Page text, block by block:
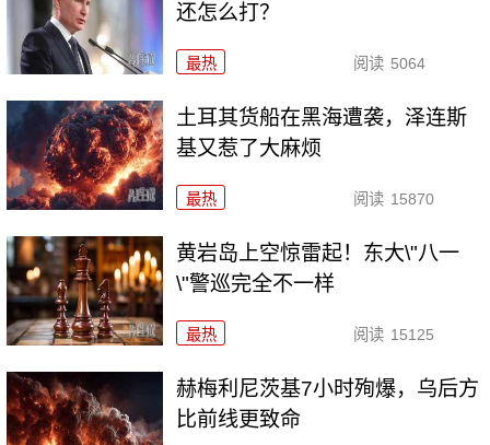
还怎么打？
最热 阅读 5064
土耳其货船在黑海遭袭，泽连斯
基又惹了大麻烦
最热 阅读 15870
黄岩岛上空惊雷起！东大\"八一
\"警巡完全不一样
最热 阅读 15125
赫梅利尼茨基7小时殉爆，乌后方
比前线更致命